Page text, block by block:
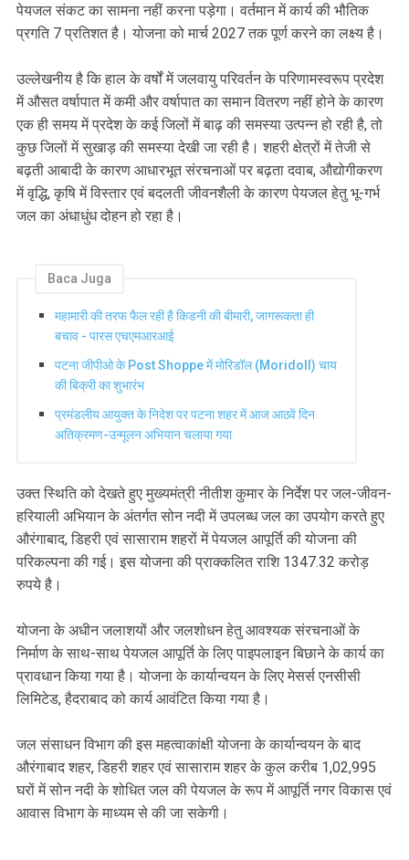
पेयजल संकट का सामना नहीं करना पड़ेगा। वर्तमान में कार्य की भौतिक
प्रगति 7 प्रतिशत है। योजना को मार्च 2027 तक पूर्ण करने का लक्ष्य है।
उल्लेखनीय है कि हाल के वर्षों में जलवायु परिवर्तन के परिणामस्वरूप प्रदेश
में औसत वर्षापात में कमी और वर्षापात का समान वितरण नहीं होने के कारण
एक ही समय में प्रदेश के कई जिलों में बाढ़ की समस्या उत्पन्न हो रही है, तो
कुछ जिलों में सुखाड़ की समस्या देखी जा रही है। शहरी क्षेत्रों में तेजी से
बढ़ती आबादी के कारण आधारभूत संरचनाओं पर बढ़ता दवाब, औद्योगीकरण
में वृद्धि, कृषि में विस्तार एवं बदलती जीवनशैली के कारण पेयजल हेतु भू-गर्भ
जल का अंधाधुंध दोहन हो रहा है।
Baca Juga
महामारी की तरफ फैल रही है किडनी की बीमारी, जागरूकता ही
बचाव - पारस एचएमआरआई
पटना जीपीओ के Post Shoppe में मोरिडॉल (Moridoll) चाय
की बिक्री का शुभारंभ
प्रमंडलीय आयुक्त के निदेश पर पटना शहर में आज आठवें दिन
अतिक्रमण-उन्मूलन अभियान चलाया गया
उक्त स्थिति को देखते हुए मुख्यमंत्री नीतीश कुमार के निर्देश पर जल-जीवन-
हरियाली अभियान के अंतर्गत सोन नदी में उपलब्ध जल का उपयोग करते हुए
औरंगाबाद, डिहरी एवं सासाराम शहरों में पेयजल आपूर्ति की योजना की
परिकल्पना की गई। इस योजना की प्राक्कलित राशि 1347.32 करोड़
रुपये है।
योजना के अधीन जलाशयों और जलशोधन हेतु आवश्यक संरचनाओं के
निर्माण के साथ-साथ पेयजल आपूर्ति के लिए पाइपलाइन बिछाने के कार्य का
प्रावधान किया गया है। योजना के कार्यान्वयन के लिए मेसर्स एनसीसी
लिमिटेड, हैदराबाद को कार्य आवंटित किया गया है।
जल संसाधन विभाग की इस महत्वाकांक्षी योजना के कार्यान्वयन के बाद
औरंगाबाद शहर, डिहरी शहर एवं सासाराम शहर के कुल करीब 1,02,995
घरों में सोन नदी के शोधित जल की पेयजल के रूप में आपूर्ति नगर विकास एवं
आवास विभाग के माध्यम से की जा सकेगी।